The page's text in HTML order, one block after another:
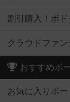
割引購入！ボ
クラウドファ
おすすめボ
お気に入りボ